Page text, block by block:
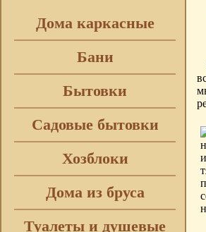
Дома каркасные
Бани
Бытовки
Садовые бытовки
Хозблоки
Дома из бруса
Туалеты и душевые